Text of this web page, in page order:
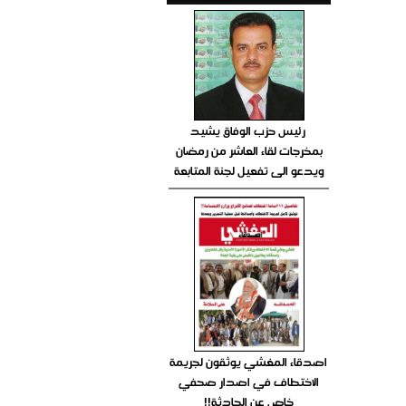
رئيس حزب الوفاق يشيد
بمخرجات لقاء العاشر من رمضان
ويدعو الى تفعيل لجنة المتابعة
اصدقاء المغشي يوثقون لجريمة
الاختطاف في اصدار صحفي
خاص عن الحادثة!!